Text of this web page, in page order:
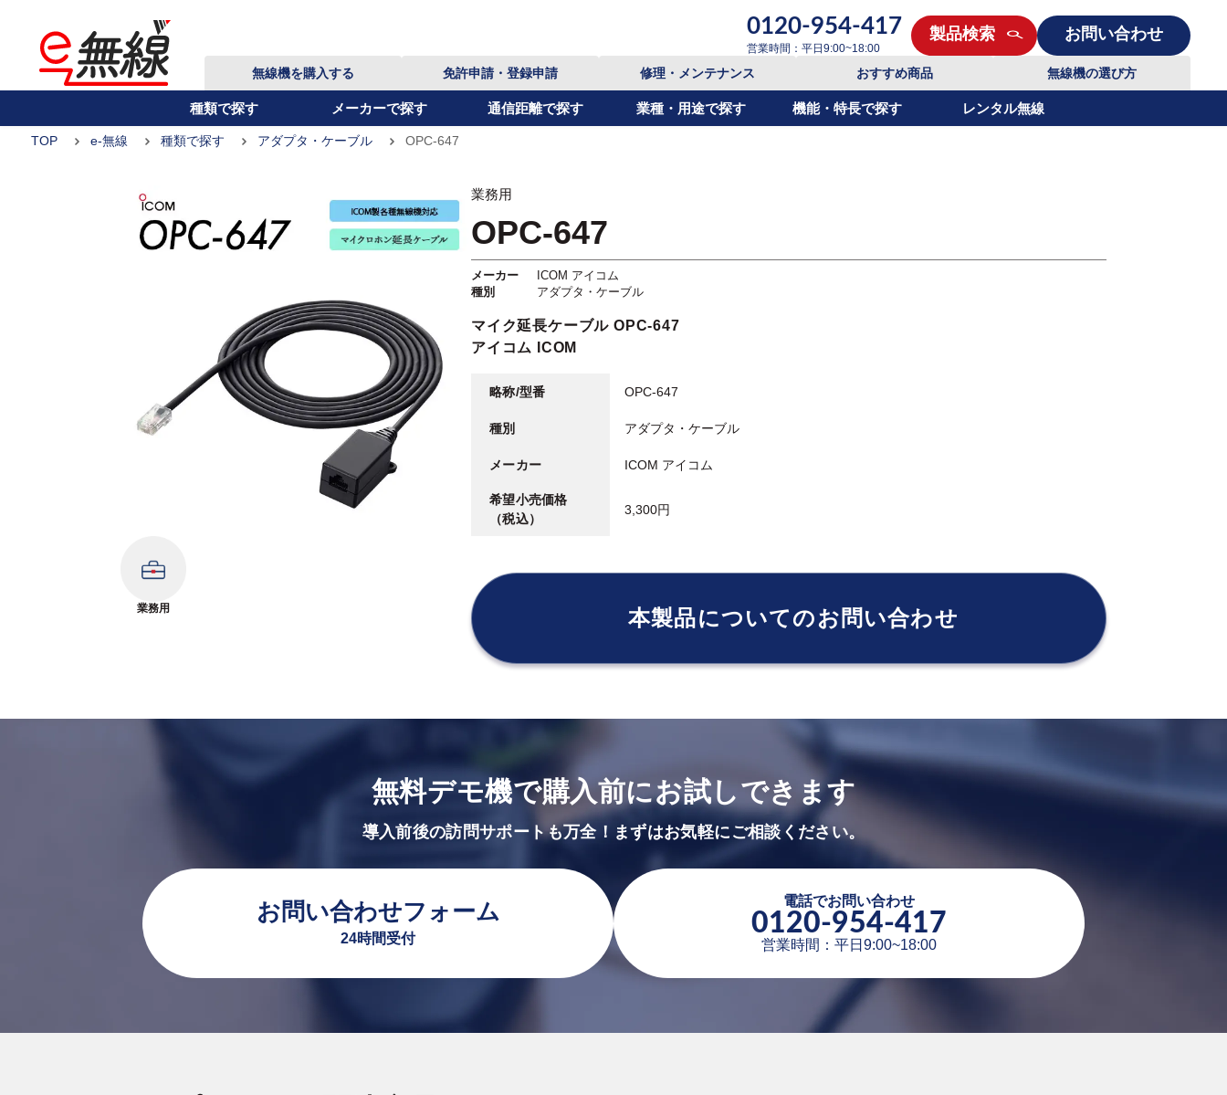
0120-954-417
営業時間：平日9:00~18:00
製品検索 お問い合わせ
無線機を購入する 免許申請・登録申請 修理・メンテナンス おすすめ商品 無線機の選び方
種類で探す メーカーで探す 通信距離で探す 業種・用途で探す 機能・特長で探す レンタル無線
TOP e-無線 種類で探す アダプタ・ケーブル OPC-647
業務用
業務用
OPC-647
メーカー
ICOM アイコム
種別
アダプタ・ケーブル
マイク延長ケーブル OPC-647
アイコム ICOM
略称/型番 OPC-647
種別 アダプタ・ケーブル
メーカー ICOM アイコム
希望小売価格
（税込）
3,300円
本製品についてのお問い合わせ
無料デモ機で購入前にお試しできます
導入前後の訪問サポートも万全！まずはお気軽にご相談ください。
お問い合わせフォーム
24時間受付
電話でお問い合わせ
0120-954-417
営業時間：平日9:00~18:00